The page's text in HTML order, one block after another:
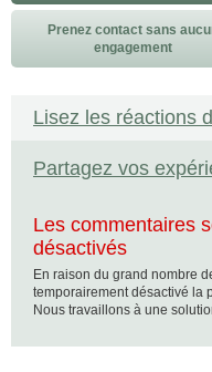
Prenez contact sans
engagement
Lisez les réactions
Partagez vos
Les commentaires
désactivés
En raison du grand nombre
temporairement désactivé la
Nous travaillons à une